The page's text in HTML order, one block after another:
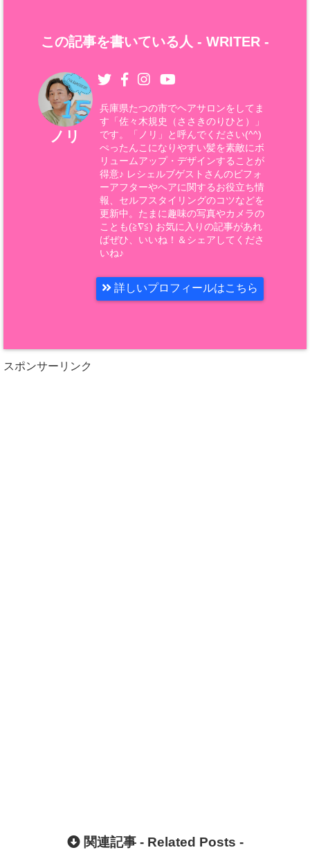
この記事を書いている人 - WRITER -
ノリ
兵庫県たつの市でヘアサロンをしてま
す「佐々木規史（ささきのりひと）」
です。「ノリ」と呼んでください(^^)
ぺったんこになりやすい髪を素敵にボ
リュームアップ・デザインすることが
得意♪ レシェルブゲストさんのビフォ
ーアフターやヘアに関するお役立ち情
報、セルフスタイリングのコツなどを
更新中。たまに趣味の写真やカメラの
ことも(≧∇≦) お気に入りの記事があれ
ばぜひ、いいね！＆シェアしてくださ
いね♪
詳しいプロフィールはこちら
スポンサーリンク
関連記事 - Related Posts -